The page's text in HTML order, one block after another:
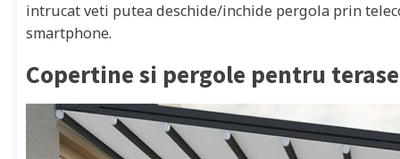
intrucat veti putea deschide/inchide pergola prin
smartphone.
Copertine si pergole pentru terase